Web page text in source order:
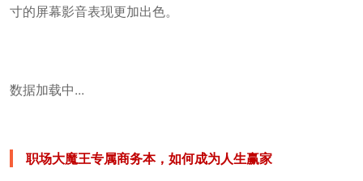
寸的屏幕影音表现更加出色。
数据加载中...
职场大魔王专属商务本，如何成为人生赢家